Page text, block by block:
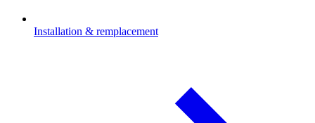
Installation & remplacement